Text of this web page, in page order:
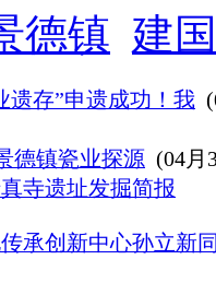
德镇 建
遗存”申遗成功！我
德镇瓷业探源 (04月
寺遗址发掘简报
承创新中心孙立新